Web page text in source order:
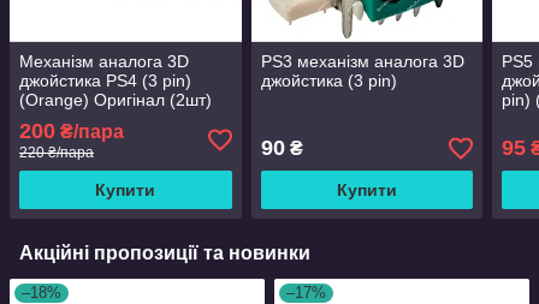
Механізм аналога 3D
джойстика PS4 (3 pin)
(Orange) Оригінал (2шт)
200 ₴/пара
220 ₴/пара
Купити
PS3 механізм аналога 3D
джойстика (3 pin)
90₴
Купити
PS5
pin)
95
Акційні пропозиції та новинки
–18% –17%